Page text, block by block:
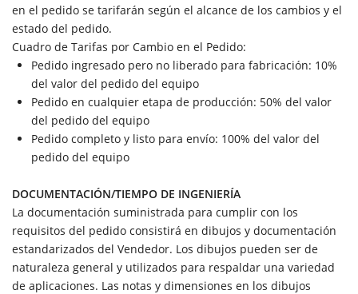
en el pedido se tarifarán según el alcance de los cambios y el
estado del pedido.
Cuadro de Tarifas por Cambio en el Pedido:
Pedido ingresado pero no liberado para fabricación: 10%
del valor del pedido del equipo
Pedido en cualquier etapa de producción: 50% del valor
del pedido del equipo
Pedido completo y listo para envío: 100% del valor del
pedido del equipo
DOCUMENTACIÓN/TIEMPO DE INGENIERÍA
La documentación suministrada para cumplir con los
requisitos del pedido consistirá en dibujos y documentación
estandarizados del Vendedor. Los dibujos pueden ser de
naturaleza general y utilizados para respaldar una variedad
de aplicaciones. Las notas y dimensiones en los dibujos